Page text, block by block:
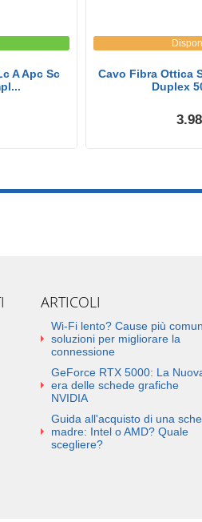
A Apc Sc
Cavo Fibra Ottica
Duplex
ARTICOLI
Wi-Fi lento? Cause più
soluzioni per migliorare la
connessione
GeForce RTX 5000: La
era delle schede grafiche
NVIDIA
Guida all'acquisto di una
madre: Intel o AMD? Quale
scegliere?